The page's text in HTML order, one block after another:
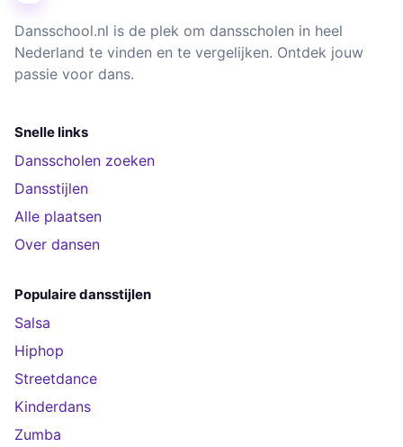
Dansschool.nl is de plek om dansscholen in heel
Nederland te vinden en te vergelijken. Ontdek jouw
passie voor dans.
Snelle links
Dansscholen zoeken
Dansstijlen
Alle plaatsen
Over dansen
Populaire dansstijlen
Salsa
Hiphop
Streetdance
Kinderdans
Zumba